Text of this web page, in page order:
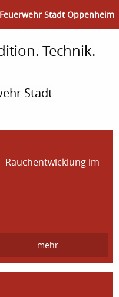
Stadt Oppenheim
Technik.
Stadt
- Rauchentwicklung im
mehr